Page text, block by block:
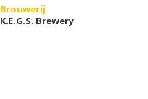
Brouwerij
K.E.G.S. Brewery